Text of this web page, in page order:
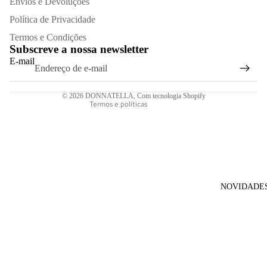
Política de Privacidade
Termos e Condições
Subscreve a nossa newsletter
E-mail
© 2026 DONNATELLA Com tecnologia Shopify
Termos e políticas
Política de privacidade
Política de reembolso
Termos do serviço
Informações de contacto
Aviso legal